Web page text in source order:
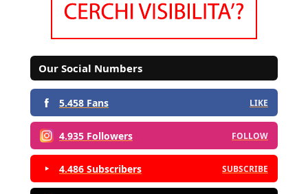
Our Social Numbers
5.458 Fans LIKE
4.935 Followers FOLLOW
4.486 Subscribers SUBSCRIBE